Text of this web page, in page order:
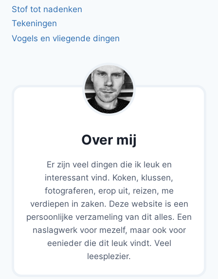
Stof tot nadenken
Tekeningen
Vogels en vliegende dingen
Over mij
Er zijn veel dingen die ik leuk en
interessant vind. Koken, klussen,
fotograferen, erop uit, reizen, me
verdiepen in zaken. Deze website is een
persoonlijke verzameling van dit alles. Een
naslagwerk voor mezelf, maar ook voor
eenieder die dit leuk vindt. Veel
leesplezier.